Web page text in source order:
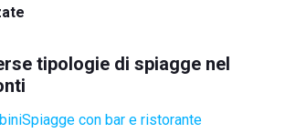
tipologie di spiagge nel
Spiagge con bar e ristorante